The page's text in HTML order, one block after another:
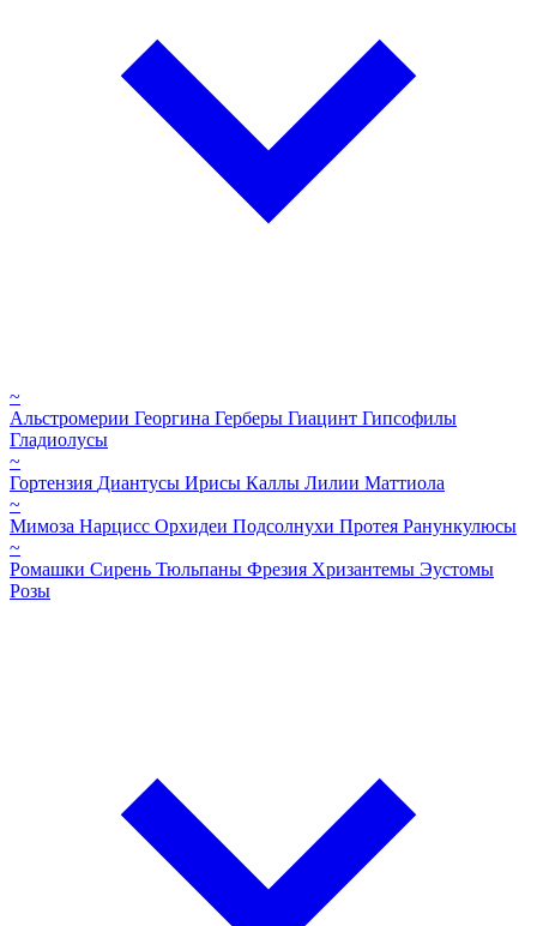
~
Альстромерии Георгина Герберы Гиацинт Гипсофилы
Гладиолусы
~
Гортензия Диантусы Ирисы Каллы Лилии Маттиола
~
Мимоза Нарцисс Орхидеи Подсолнухи Протея Ранункулюсы
~
Ромашки Сирень Тюльпаны Фрезия Хризантемы Эустомы
Розы